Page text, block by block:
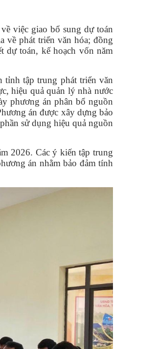
việc giao bổ sung dự toán
về phát triển văn hóa; đồng
dự toán, kế hoạch vốn năm
tỉnh tập trung phát triển văn
hiệu quả quản lý nhà nước
phương án phân bổ nguồn
án được xây dựng bảo
sử dụng hiệu quả nguồn
2026. Các ý kiến tập trung
án nhằm bảo đảm tính